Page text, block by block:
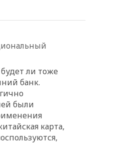
ссадинами и
и
Starlink расширяют
в сфере
ПВО сбили шесть
летевших на
ли тоже
банк.
были
карта,